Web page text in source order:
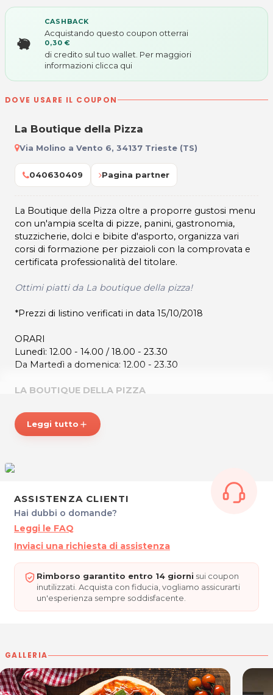
CASHBACK
Acquistando questo coupon otterrai
0,30 €
di credito sul tuo wallet. Per maggiori
informazioni clicca qui
DOVE USARE IL COUPON
La Boutique della Pizza
Via Molino a Vento 6, 34137 Trieste (TS)
040630409 Pagina partner
La Boutique della Pizza oltre a proporre gustosi menu
con un'ampia scelta di pizze, panini, gastronomia,
stuzzicherie, dolci e bibite d'asporto, organizza vari
corsi di formazione per pizzaioli con la comprovata e
certificata professionalità del titolare.
Ottimi piatti da La boutique della pizza!
*Prezzi di listino verificati in data 15/10/2018
ORARI
Lunedì: 12.00 - 14.00 / 18.00 - 23.30
Da Martedì a domenica: 12.00 - 23.30
LA BOUTIQUE DELLA PIZZA
34137 Trieste
Tel. 040630409 - 040639997
Leggi tutto add
ASSISTENZA CLIENTI
Hai dubbi o domande?
Leggi le FAQ
Inviaci una richiesta di assistenza
Rimborso garantito entro 14 giorni sui coupon
inutilizzati. Acquista con fiducia, vogliamo assicurarti
un'esperienza sempre soddisfacente.
GALLERIA